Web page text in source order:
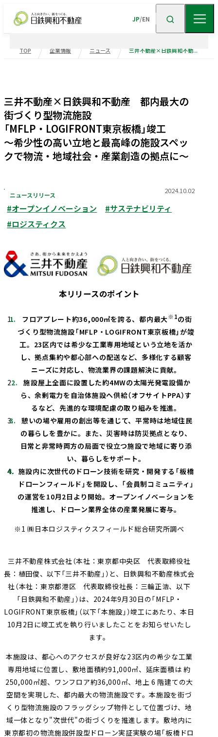
企業情報
企業情報TOP トップメッセージ
企業理念
沿革 事業・ ポートフォリ
ニュース・トピックス 企業広告
事業紹介
物流施設事業
不動産ソリューション 市街地再開発
ホテル事業
農業事業
サステナビリティ
マネジメント
地球環境への配慮 安全・安心の確保
社会変化への対応
高度化
コミュニティ支援
サステナブルファイナ
ンス
GRIスタンダード
内容索引
業績・財務
有価証券報告書等
JP/EN
TOP 企業情報 ニュース
三井不動産×日鉄興和不動産 都内最大の
街づくり型物流施設
「MFLP・LOGIFRONT東京板橋」竣工
～希少性の高い立地と最高峰の施設スペッ
クで物流・地域社会・産業創造の拠点に～
ニュースリリース
2024.10.02
#オープンイノベーション
#サステナビリティ
#ロジスティクス
本リリースのポイント
フロアプレート約36,000㎡を誇る、都内最大※ 1 の街
づくり型物流施設「MFLP ・ LOGIFRONT東京板橋」が竣
工。 23 区内では希少な工業専用地域という立地を活か
し、拠点集約や都心部への配送など、多様化する顧客
ニーズに対応し、物流業界の課題解決に貢献。
施設屋上全面に設置した約4MWの太陽光発電設備か
ら、余剰電力を自治体施設へ供給（オフサイト PPA）す
るなど、先進的な環境配慮の取り組みを推進。
憩いの場や雇用の創出等を通じて、平常時は地域住民
の暮らしを豊かに。また、災害時は防災拠点となり、
日常と非常時両方の局面で役立つ施設で地域に寄り添
い、暮らしをサポート。
施設内に次世代のドローン技術を研究・開発する「板橋
ドローンフィールド」を開設し、「会員制コミュニティ」
の運営を 10月 2 日より開始。オープンイノベーションを
推進し、ドローン業界全体の産業発展に寄与。
※1 ㈱日本ロジスティクスフィールド総合研究所調べ
三井不動産株式会社（本社：東京都中央区 代表取締役社
長：植田俊、以下「三井不動産」）と、日鉄興和不動産株式会
社（本社：東京都港区 代表取締役社長：三輪正浩、以下
「日鉄興和不動産」）は、 2024年9 月 30 日の「 MFLP ・
LOGIFRONT東京板橋」（以下「本施設」）竣工にあたり、本日
10 月 2 日に竣工式を執り行いましたことをお知らせいたし
ます。
本施設は、都心へのアクセスが良好な 23 区内の希少な工業
専用地域に位置し、敷地面積約91,000㎡、延床面積は 約
250,000 ㎡超、ワンフロア約36,000 ㎡、地上 6 階建ての大
空間を実現した、都内最大の物流施設です。本施設を街づ
くり型物流施設のフラッグシップ物件として位置づけ、地
域一体となり"次世代"の街づくりを推進します。敷地内に
東京都初の物流施設併設型ドローン実証実験の場「板橋ドロ